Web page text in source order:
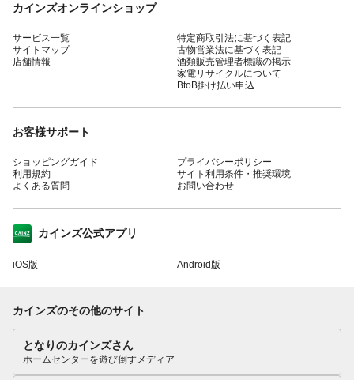
カインズオンラインショップ
サービス一覧
サイトマップ
店舗情報
特定商取引法に基づく表記
古物営業法に基づく表記
酒類販売管理者標識の掲示
家電リサイクルについて
BtoB掛け払い申込
お客様サポート
ショッピングガイド
利用規約
よくある質問
プライバシーポリシー
サイト利用条件・推奨環境
お問い合わせ
カインズ公式アプリ
iOS版 Android版
カインズのその他のサイト
となりのカインズさん
ホームセンターを遊び倒すメディア